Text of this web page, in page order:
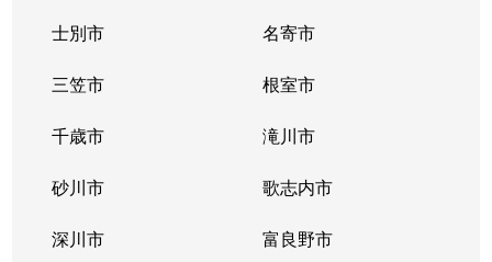
士別市 名寄市
三笠市 根室市
千歳市 滝川市
砂川市 歌志内市
深川市 富良野市